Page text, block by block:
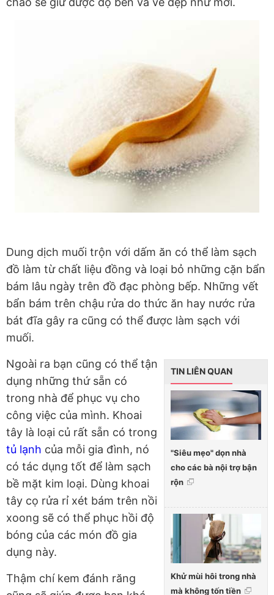
Dung dịch muối trộn với dấm ăn có thể làm sạch
đồ làm từ chất liệu đồng và loại bỏ những cặn bẩn
bám lâu ngày trên đồ đạc phòng bếp. Những vết
bẩn bám trên chậu rửa do thức ăn hay nước rửa
bát đĩa gây ra cũng có thể được làm sạch với
muối.
TIN LIÊN QUAN
"Siêu mẹo" dọn nhà
cho các bà nội trợ bận
rộn
Khử mùi hôi trong nhà
mà không tốn tiền
Ngoài ra bạn cũng có thể tận
dụng những thứ sẵn có
trong nhà để phục vụ cho
công việc của mình. Khoai
tây là loại củ rất sẵn có trong
tủ lạnh của mỗi gia đình, nó
có tác dụng tốt để làm sạch
bề mặt kim loại. Dùng khoai
tây cọ rửa rỉ xét bám trên nồi
xoong sẽ có thể phục hồi độ
bóng của các món đồ gia
dụng này.
Thậm chí kem đánh răng